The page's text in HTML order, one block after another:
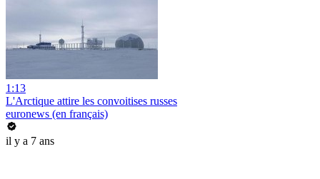
1:13
L'Arctique attire les convoitises russes
euronews (en français)
il y a 7 ans